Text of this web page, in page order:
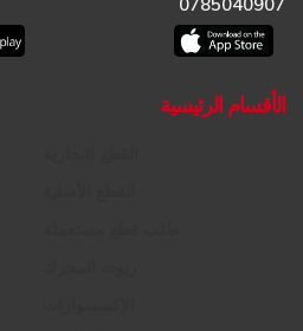
الأقسام الرئيسية